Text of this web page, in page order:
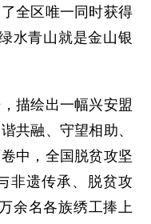
全区唯一同时获得
水青山就是金山银
描绘出一幅兴安盟
共融、守望相助、
中，全国脱贫攻坚
非遗传承、脱贫攻
余名各族绣工捧上